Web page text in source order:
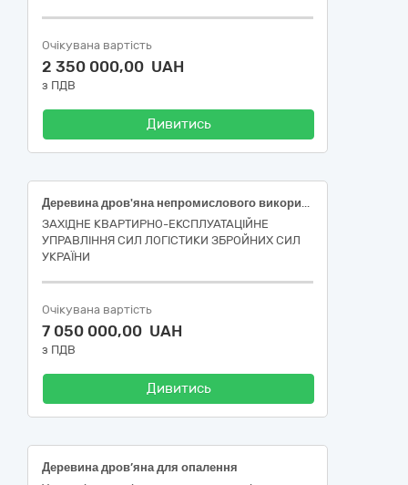
Очікувана вартість
2 350 000,00 UAH
з ПДВ
Дивитись
Деревина дров'яна непромислового використання 2 група ДК 021- 2015 - 03413000-8 – Паливна деревина
ЗАХІДНЕ КВАРТИРНО-ЕКСПЛУАТАЦІЙНЕ
УПРАВЛІННЯ СИЛ ЛОГІСТИКИ ЗБРОЙНИХ СИЛ
УКРАЇНИ
Очікувана вартість
7 050 000,00 UAH
з ПДВ
Дивитись
Деревина дров’яна для опалення